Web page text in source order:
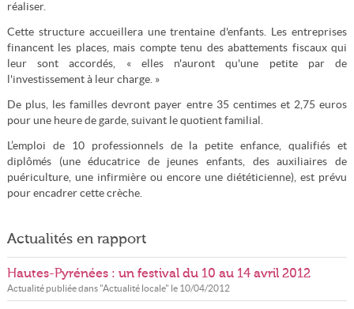
réaliser.
Cette structure accueillera une trentaine d'enfants. Les entreprises
financent les places, mais compte tenu des abattements fiscaux qui
leur sont accordés, « elles n'auront qu'une petite par de
l'investissement à leur charge. »
De plus, les familles devront payer entre 35 centimes et 2,75 euros
pour une heure de garde, suivant le quotient familial.
L’emploi de 10 professionnels de la petite enfance, qualifiés et
diplômés (une éducatrice de jeunes enfants, des auxiliaires de
puériculture, une infirmière ou encore une diététicienne), est prévu
pour encadrer cette crèche.
Actualités en rapport
Hautes-Pyrénées : un festival du 10 au 14 avril 2012
Actualité publiée dans "Actualité locale" le 10/04/2012